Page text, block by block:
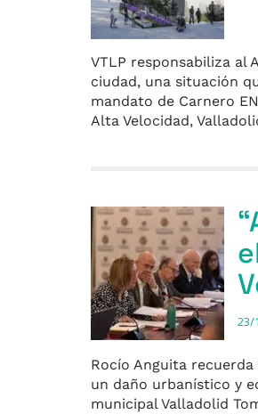
VTLP responsabiliza al
ciudad, una situación
mandato de Carnero
Alta Velocidad,
23/
Rocío Anguita
un daño urbanístico y
municipal Valladolid